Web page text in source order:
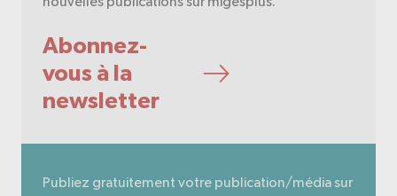
Abonnez-
vous à la
newsletter
Publiez gratuitement votre publication/média sur